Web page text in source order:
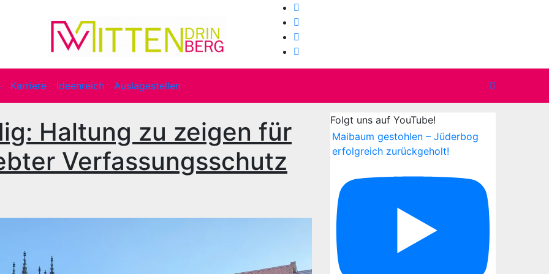
Karriere Ideenreich
Auslagestellen
Haltung zu zeigen für
Verfassungsschutz
Folgt uns auf YouTube!
Maibaum gestohlen – Jüderbog
erfolgreich zurückgeholt!